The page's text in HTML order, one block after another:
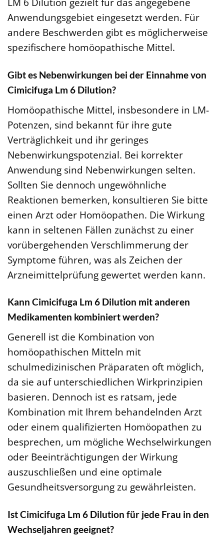
Anwendungsgebiet eingesetzt werden. Für
andere Beschwerden gibt es möglicherweise
spezifischere homöopathische Mittel.
Gibt es Nebenwirkungen bei der Einnahme von
Cimicifuga Lm 6 Dilution?
Homöopathische Mittel, insbesondere in LM-
Potenzen, sind bekannt für ihre gute
Verträglichkeit und ihr geringes
Nebenwirkungspotenzial. Bei korrekter
Anwendung sind Nebenwirkungen selten.
Sollten Sie dennoch ungewöhnliche
Reaktionen bemerken, konsultieren Sie bitte
einen Arzt oder Homöopathen. Die Wirkung
kann in seltenen Fällen zunächst zu einer
vorübergehenden Verschlimmerung der
Symptome führen, was als Zeichen der
Arzneimittelprüfung gewertet werden kann.
Kann Cimicifuga Lm 6 Dilution mit anderen
Medikamenten kombiniert werden?
Generell ist die Kombination von
homöopathischen Mitteln mit
schulmedizinischen Präparaten oft möglich,
da sie auf unterschiedlichen Wirkprinzipien
basieren. Dennoch ist es ratsam, jede
Kombination mit Ihrem behandelnden Arzt
oder einem qualifizierten Homöopathen zu
besprechen, um mögliche Wechselwirkungen
oder Beeinträchtigungen der Wirkung
auszuschließen und eine optimale
Gesundheitsversorgung zu gewährleisten.
Ist Cimicifuga Lm 6 Dilution für jede Frau in den
Wechseljahren geeignet?